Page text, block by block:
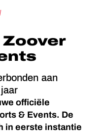
SPORTS & EVENTS
aan
officiële
& Events. De
in eerste instantie